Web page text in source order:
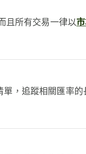
且所有交易一律以
，追蹤相關匯率的